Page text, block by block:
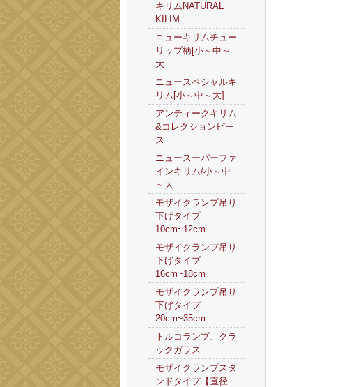
キリムNATURAL
KILIM
ニューキリムチュー
リップ柄[小～中～
大
ニュースペシャルキ
リム[小～中～大]
アンティークキリム
&コレクションピー
ス
ニュースーパーファ
インキリム/小～中
～大
モザイクランプ吊り
下げタイプ
10cm~12cm
モザイクランプ吊り
下げタイプ
16cm~18cm
モザイクランプ吊り
下げタイプ
20cm~35cm
トルコランプ、クラ
ックガラス
モザイクランプスタ
ンドタイプ【直径